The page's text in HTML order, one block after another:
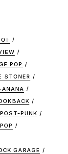
POP
STONER
POST-PUNK
GARAGE